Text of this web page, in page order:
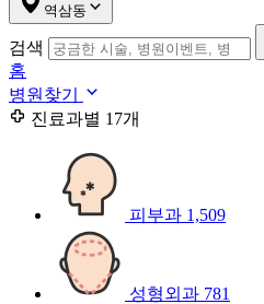
역삼동
검색
홈
병원찾기
진료과별 17개
피부과 1,509
성형외과 781